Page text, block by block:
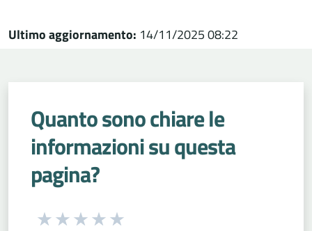
Ultimo aggiornamento: 14/11/2025 08:22
Quanto sono chiare le
informazioni su questa
pagina?
Seleziona una valutazione da 1 a 5 stelle